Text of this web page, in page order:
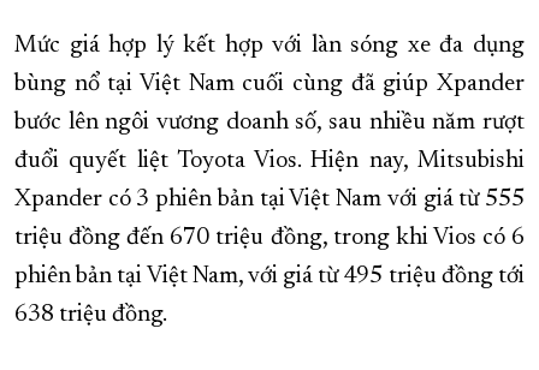
Mức giá hợp lý kết hợp với làn sóng xe đa dụng
bùng nổ tại Việt Nam cuối cùng đã giúp Xpander
bước lên ngôi vương doanh số, sau nhiều năm rượt
đuổi quyết liệt Toyota Vios. Hiện nay, Mitsubishi
Xpander có 3 phiên bản tại Việt Nam với giá từ 555
triệu đồng đến 670 triệu đồng, trong khi Vios có 6
phiên bản tại Việt Nam, với giá từ 495 triệu đồng tới
638 triệu đồng.